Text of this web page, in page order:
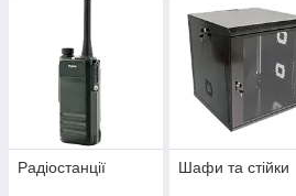
Радіостанції Шафи та стійки